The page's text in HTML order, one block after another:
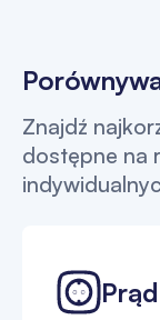
Znajdź
dostępne na
Prąd